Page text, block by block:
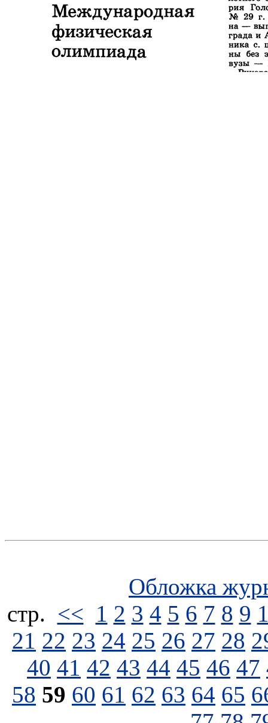
Обложка
стp. << 1 2 3 4 5 6 7 8 9
21 22 23 24 25 26 27 28
40 41 42 43 44 45 46 47
58 59 60 61 62 63 64 65